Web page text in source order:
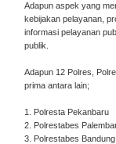
Adapun aspek yang
kebijakan pelayanan,
informasi pelayanan
publik.
Adapun 12 Polres,
prima antara lain;
1. Polresta Pekanbaru
2. Polrestabes
3. Polrestabes Bandung